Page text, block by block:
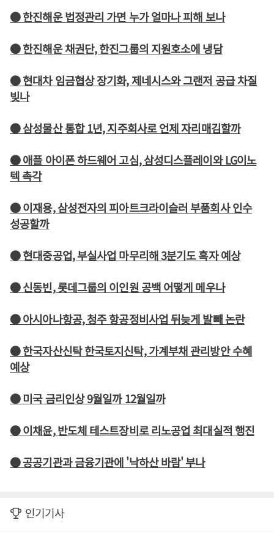
● 한진해운 법정관리 가면 누가 얼마나 피해 보나
● 한진해운 채권단, 한진그룹의 지원호소에 냉담
● 현대차 임금협상 장기화, 제네시스와 그랜저 공급 차질
빚나
● 삼성물산 통합 1년, 지주회사로 언제 자리매김할까
● 애플 아이폰 하드웨어 고심, 삼성디스플레이와 LG이노
텍 촉각
● 이재용, 삼성전자의 피아트크라이슬러 부품회사 인수
성공할까
● 현대중공업, 부실사업 마무리해 3분기도 흑자 예상
● 신동빈, 롯데그룹의 이인원 공백 어떻게 메우나
● 아시아나항공, 청주 항공정비사업 뒤늦게 발빼 논란
● 한국자산신탁 한국토지신탁, 가계부채 관리방안 수혜
예상
● 미국 금리인상 9월일까 12월일까
● 이채윤, 반도체 테스트장비로 리노공업 최대실적 행진
● 공공기관과 금융기관에 '낙하산 바람' 부나
인기기사